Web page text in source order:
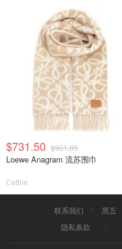
$731.50 $901.85
Loewe Anagram 流苏围巾
Cettire
联系我们 黑五
隐私条款